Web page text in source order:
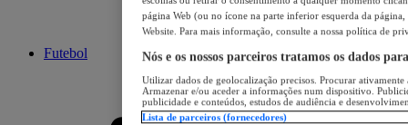
Futebol
página Web (ou no ícone na parte inferior esquerda da página,
Website. Para mais informação, consulte a nossa política de
Nós e os nossos parceiros tratamos os dados
Utilizar dados de geolocalização precisos. Procurar
Armazenar e/ou aceder a informações num dispositivo.
publicidade e conteúdos, estudos de audiência e
Lista de parceiros (fornecedores)